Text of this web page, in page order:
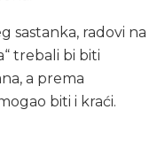
sastanka, radovi na
trebali bi biti
a prema
biti i kraći.